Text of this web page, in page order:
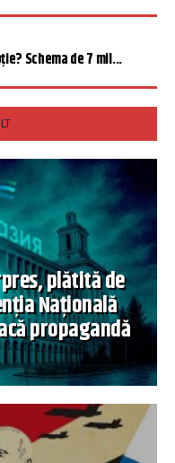
Schema de 7 mil...
plătită de
Națională
propagandă